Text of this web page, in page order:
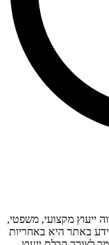
ייעוץ מקצועי, משפטי,
באתר היא באחריות